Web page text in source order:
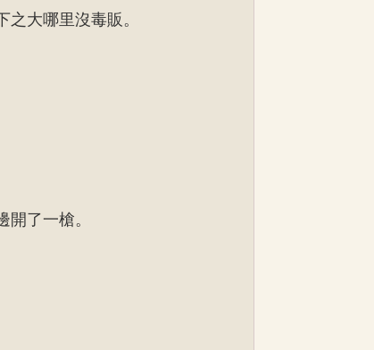
大哪里沒毒販。
了一槍。